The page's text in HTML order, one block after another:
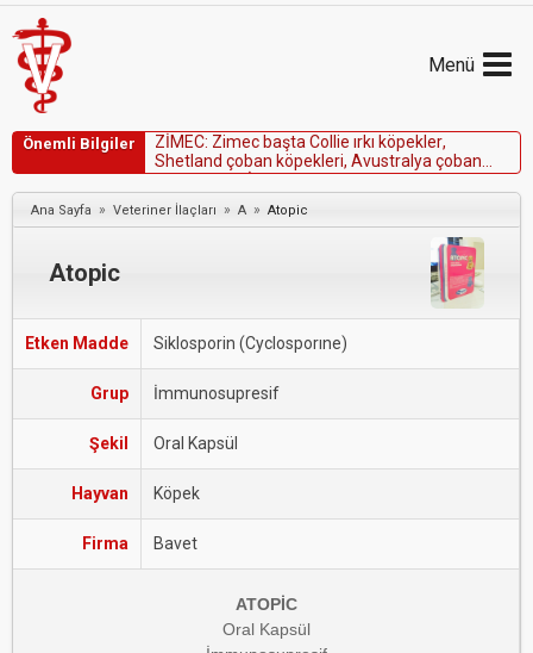
Menü
Önemli Bilgiler ZİM EC: Zimec başta Co ie ırkı köpeker,
Shetand çoban köpekeri, Avustra ya çoban
köpekleriveİngilizçobanköpeklerinin
İvermektintoksisitesineduyarlıolduklarıvesöz
ko nusu ı k ar d aanaf
malıdı
Ana Sayfa » Veteriner İlaçları » A » Atopic
Atopic
Etken Madde Siklosporin (Cyclosporıne)
Grup İmmunosupresif
Şekil Oral Kapsül
Hayvan Köpek
Firma Bavet
ATOPİC
Oral Kapsül